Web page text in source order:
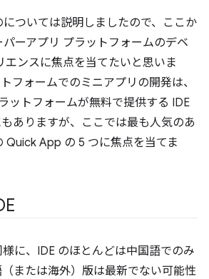
ついては説明しましたので、ここか
ーアプリ プラットフォームのデベ
エンスに焦点を当てたいと思いま
フォームでのミニアプリの開発は、
ットフォームが無料で提供する IDE
ありますが、ここでは最も人気のあ
Quick App の 5 つに焦点を当てま
に、IDE のほとんどは中国語でのみ
または海外）版は最新でない可能性